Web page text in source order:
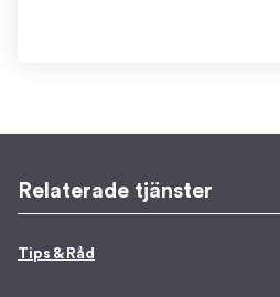
Relaterade tjänster
Tips & Råd